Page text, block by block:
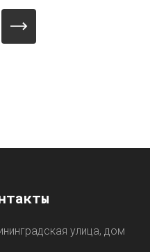
улица, дом